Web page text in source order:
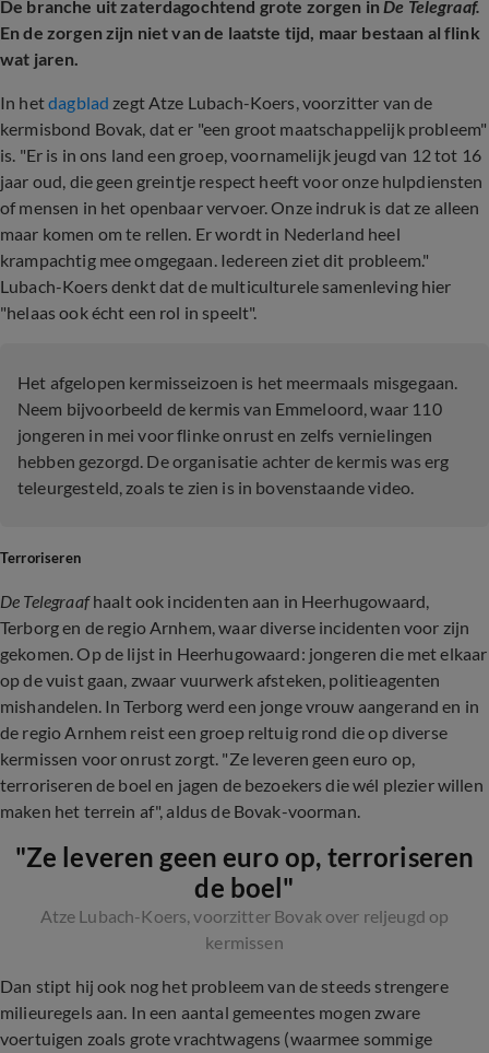
De branche uit zaterdagochtend grote zorgen inDe Telegraaf.
En de zorgen zijn niet van de laatste tijd, maar bestaan al flink
wat jaren.
In hetdagblad zegt Atze Lubach-Koers, voorzitter van de
kermisbond Bovak, dat er "een groot maatschappelijk probleem"
is. "Er is in ons land een groep, voornamelijk jeugd van 12 tot 16
jaar oud, die geen greintje respect heeft voor onze hulpdiensten
of mensen in het openbaar vervoer. Onze indruk is dat ze alleen
maar komen om te rellen. Er wordt in Nederland heel
krampachtig mee omgegaan. Iedereen ziet dit probleem."
Lubach-Koers denkt dat de multiculturele samenleving hier
"helaas ook écht een rol in speelt".
Het afgelopen kermisseizoen is het meermaals misgegaan.
Neem bijvoorbeeld de kermis van Emmeloord, waar 110
jongeren in mei voor flinke onrust en zelfs vernielingen
hebben gezorgd. De organisatie achter de kermis was erg
teleurgesteld, zoals te zien is in bovenstaande video.
Terroriseren
De Telegraafhaalt ook incidenten aan in Heerhugowaard,
Terborg en de regio Arnhem, waar diverse incidenten voor zijn
gekomen. Op de lijst in Heerhugowaard: jongeren die met elkaar
op de vuist gaan, zwaar vuurwerk afsteken, politieagenten
mishandelen. In Terborg werd een jonge vrouw aangerand en in
de regio Arnhem reist een groep reltuig rond die op diverse
kermissen voor onrust zorgt. "Ze leveren geen euro op,
terroriseren de boel en jagen de bezoekers die wél plezier willen
maken het terrein af", aldus de Bovak-voorman.
"Ze leveren geen euro op, terroriseren
de boel"
Atze Lubach-Koers, voorzitter Bovak over reljeugd op
kermissen
Dan stipt hij ook nog het probleem van de steeds strengere
milieuregels aan. In een aantal gemeentes mogen zware
voertuigen zoals grote vrachtwagens (waarmee sommige